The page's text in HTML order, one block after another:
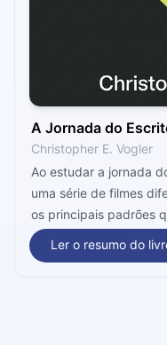
A Jornada do
Christopher E. Vogler
Ao estudar a jornada
uma série de filmes
os principais padrões
Hollywood serem tão
alguns arquétipos da
Ler o resumo do